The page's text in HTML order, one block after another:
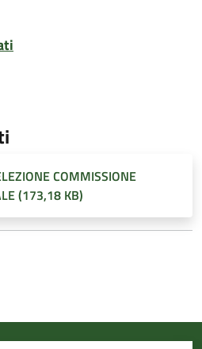
COMMISSIONE
(173,18 KB)